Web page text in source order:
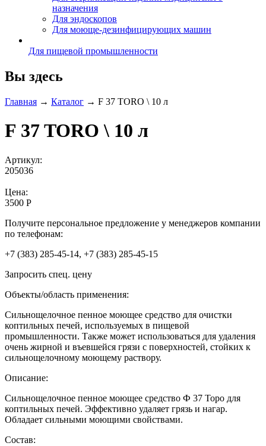
назначения
Для эндоскопов
Для моюще-дезинфицирующих машин
Для пищевой промышленности
Вы здесь
Главная → Каталог → F 37 TORO \ 10 л
F 37 TORO \ 10 л
Артикул:
205036
Цена:
3500 Р
Получите персональное предложение у менеджеров компании
по телефонам:
+7 (383) 285-45-14, +7 (383) 285-45-15
Запросить спец. цену
Объекты/область применения:
Cильнощелочное пенное моющее средство для очистки
коптильных печей, используемых в пищевой
промышленности. Также может использоваться для удаления
очень жирной и въевшейся грязи с поверхностей, стойких к
сильнощелочному моющему раствору.
Описание:
Cильнощелочное пенное моющее средство Ф 37 Торо для
коптильных печей. Эффективно удаляет грязь и нагар.
Обладает сильными моющими свойствами.
Состав: